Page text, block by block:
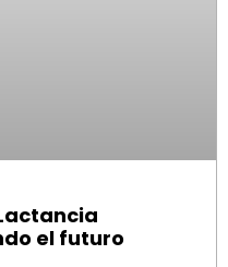
el futuro